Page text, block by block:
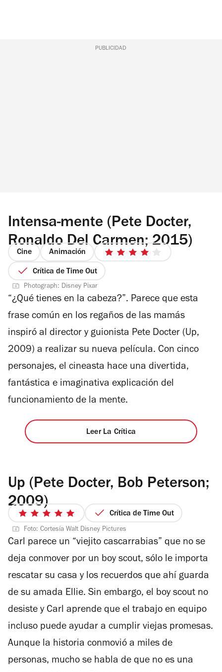
PUBLICIDAD
Intensa-mente (Pete Docter,
Ronaldo Del Carmen; 2015)
Cine Animación
4
estrellas
Crítica de Time Out
Photograph: Disney Pixar
“¿Qué tienes en la cabeza?”. Parece que esta
frase común en los regaños de las mamás
inspiró al director y guionista Pete Docter (Up,
2009) a realizar su nueva película. Con cinco
personajes, el cineasta hace una divertida,
fantástica e imaginativa explicación del
funcionamiento de la mente.
Leer La Crítica
Up (Pete Docter, Bob Peterson;
2009)
5
de
5
Crítica de Time Out
Foto: Cortesía Walt Disney Pictures
Carl parece un “viejito cascarrabias” que no se
deja conmover por un boy scout, sólo le importa
rescatar su casa y los recuerdos que ahí guarda
de su amada Ellie. Sin embargo, el boy scout no
desiste y Carl aprende que el trabajo en equipo
incluso puede ayudar a cumplir viejas promesas.
Aunque la historia conmovió a miles de
personas, mucho se habla de que no es una